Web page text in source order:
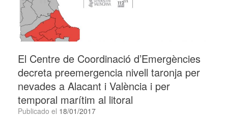
El Centre de Coordinació d’Emergències
decreta preemergencia nivell taronja per
nevades a Alacant i València i per
temporal marítim al litoral
Publicado el 18/01/2017